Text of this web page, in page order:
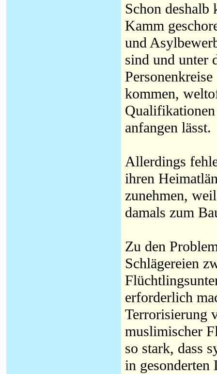
Schon
Kamm
und
sind und unter
kommen,
anfangen lässt.
Allerdings
ihren
zunehmen,
damals zum
Zu den
Schlägereien
erforderlich
Terrorisierung
muslimischer
so stark, dass
in gesonderten